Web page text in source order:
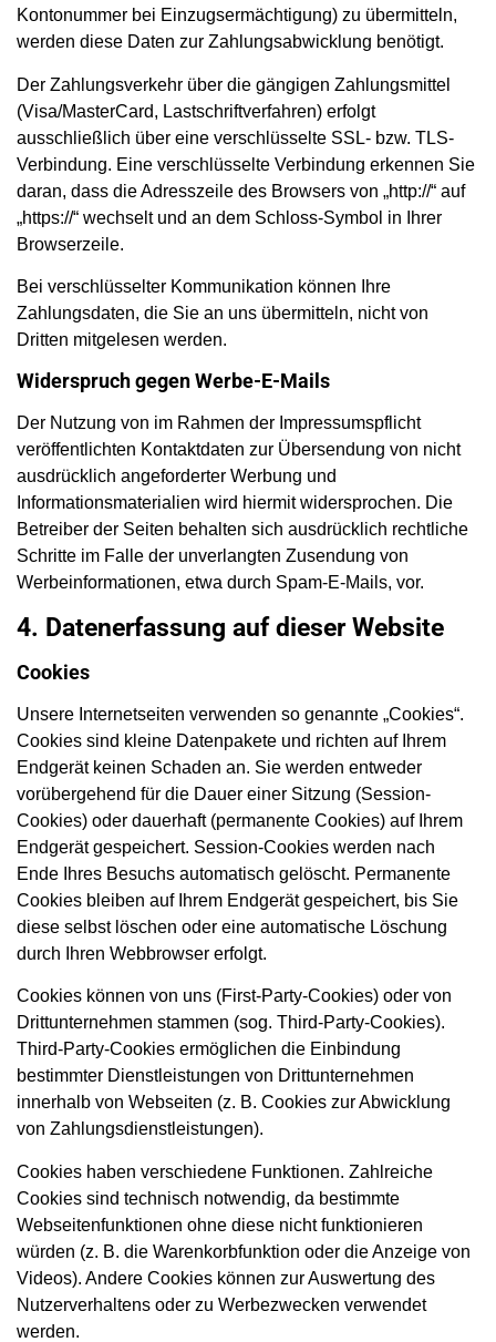
Kontonummer bei Einzugsermächtigung) zu übermitteln,
werden diese Daten zur Zahlungsabwicklung benötigt.
Der Zahlungsverkehr über die gängigen Zahlungsmittel
(Visa/MasterCard, Lastschriftverfahren) erfolgt
ausschließlich über eine verschlüsselte SSL- bzw. TLS-
Verbindung. Eine verschlüsselte Verbindung erkennen Sie
daran, dass die Adresszeile des Browsers von „http://“ auf
„https://“ wechselt und an dem Schloss-Symbol in Ihrer
Browserzeile.
Bei verschlüsselter Kommunikation können Ihre
Zahlungsdaten, die Sie an uns übermitteln, nicht von
Dritten mitgelesen werden.
Widerspruch gegen Werbe-E-Mails
Der Nutzung von im Rahmen der Impressumspflicht
veröffentlichten Kontaktdaten zur Übersendung von nicht
ausdrücklich angeforderter Werbung und
Informationsmaterialien wird hiermit widersprochen. Die
Betreiber der Seiten behalten sich ausdrücklich rechtliche
Schritte im Falle der unverlangten Zusendung von
Werbeinformationen, etwa durch Spam-E-Mails, vor.
4. Datenerfassung auf dieser Website
Cookies
Unsere Internetseiten verwenden so genannte „Cookies“.
Cookies sind kleine Datenpakete und richten auf Ihrem
Endgerät keinen Schaden an. Sie werden entweder
vorübergehend für die Dauer einer Sitzung (Session-
Cookies) oder dauerhaft (permanente Cookies) auf Ihrem
Endgerät gespeichert. Session-Cookies werden nach
Ende Ihres Besuchs automatisch gelöscht. Permanente
Cookies bleiben auf Ihrem Endgerät gespeichert, bis Sie
diese selbst löschen oder eine automatische Löschung
durch Ihren Webbrowser erfolgt.
Cookies können von uns (First-Party-Cookies) oder von
Drittunternehmen stammen (sog. Third-Party-Cookies).
Third-Party-Cookies ermöglichen die Einbindung
bestimmter Dienstleistungen von Drittunternehmen
innerhalb von Webseiten (z. B. Cookies zur Abwicklung
von Zahlungsdienstleistungen).
Cookies haben verschiedene Funktionen. Zahlreiche
Cookies sind technisch notwendig, da bestimmte
Webseitenfunktionen ohne diese nicht funktionieren
würden (z. B. die Warenkorbfunktion oder die Anzeige von
Videos). Andere Cookies können zur Auswertung des
Nutzerverhaltens oder zu Werbezwecken verwendet
werden.